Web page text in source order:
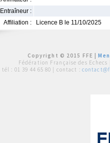
Entraîneur :
Affiliation :
Licence B le 11/10/2025
Copyright © 2015 FFE |
Fédération Française des Echecs |
tél : 01 39 44 65 80 | contact :